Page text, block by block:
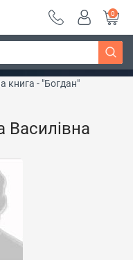
~
Дізнатись більше
0
книга - "Богдан"
Василівна